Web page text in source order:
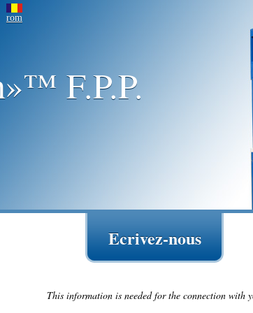
rom
F.P.P.
Ecrivez-nous
This information is needed for the connection with